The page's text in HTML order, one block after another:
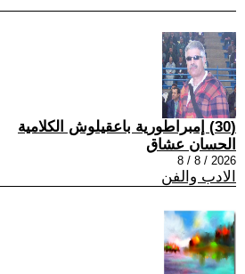
(30) إمبراطورية باعقيلوش الكلامية
الحسان عشاق
2026 / 8 / 8
الادب والفن